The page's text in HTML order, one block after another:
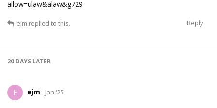
allow=ulaw&alaw&g729
Reply
ejm replied to this.
20 DAYS LATER
E ejm Jan '25